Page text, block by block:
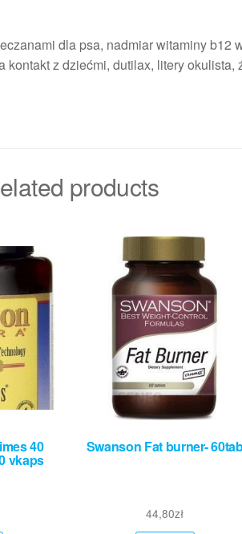
dla psa, nadmiar witaminy b12
z dziećmi, dutilax, litery
products
40
vkaps
Swanson Fat burner-
44,80zł